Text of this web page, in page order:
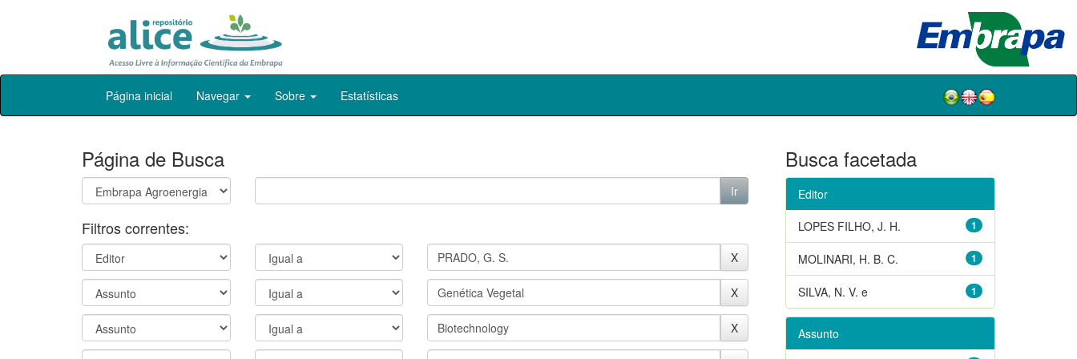
Skip
Página inicial Navegar Sobre Estatísticas
Página de Busca
Filtros correntes:
Busca facetada
Editor
1
LOPES FILHO, J. H.
1
MOLINARI, H. B. C.
1
SILVA, N. V. e
Assunto